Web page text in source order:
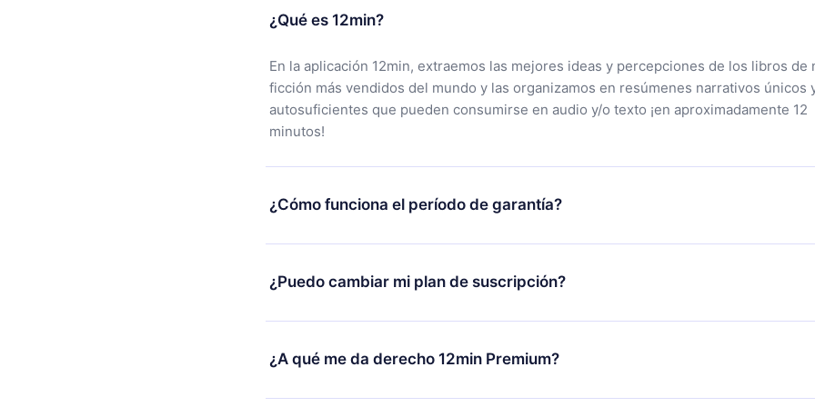
¿Qué es 12min?
En la aplicación 12min, extraemos las mejores ideas y percepciones de los libros de
ficción más vendidos del mundo y las organizamos en resúmenes narrativos únicos
autosuficientes que pueden consumirse en audio y/o texto ¡en aproximadamente 12
minutos!
¿Cómo funciona el período de garantía?
Puedes descargar nuestra aplicación y comenzar a disfrutar de nuestra biblioteca.
alguna razón no estás satisfecho con nuestra plataforma, simplemente contacta a
nuestro equipo de soporte (
contacto@12min.com
¿Puedo cambiar mi plan de suscripción?
Sí, pero el cambio solo se aplicará a partir del próximo período de facturación. Por
ejemplo, si decides cambiar tu suscripción mensual a anual, después de confirmar el
cambio al plan anual, el nuevo plan solo se aplicará y cobrará después del aniversario
¿A qué me da derecho 12min Premium?